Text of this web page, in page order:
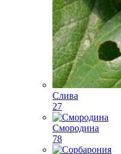
Слива
27
Смородина
78